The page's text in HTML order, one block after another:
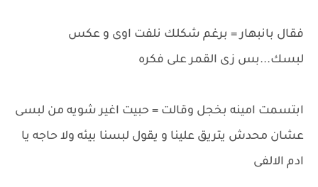
فقال بانبهار = برغم شكلك نلفت اوى و عكس
لبسك...بس زى القمر على فكره
ابتسمت امينه بخجل وقالت = حبيت اغير شويه من لبسى
عشان محدش يتريق علينا و يقول لبسنا بيئه ولا حاجه يا
ادم الالفى